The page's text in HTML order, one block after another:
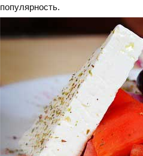
популярность.